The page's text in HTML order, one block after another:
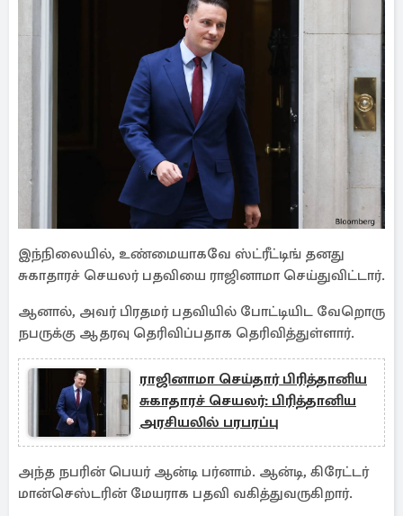
இந்நிலையில், உண்மையாகவே ஸ்ட்ரீட்டிங் தனது
சுகாதாரச் செயலர் பதவியை ராஜினாமா செய்துவிட்டார்.
ஆனால், அவர் பிரதமர் பதவியில் போட்டியிட வேறொரு
நபருக்கு ஆதரவு தெரிவிப்பதாக தெரிவித்துள்ளார்.
ராஜினாமா செய்தார் பிரித்தானிய
சுகாதாரச் செயலர்: பிரித்தானிய
அரசியலில் பரபரப்பு
அந்த நபரின் பெயர் ஆன்டி பர்னாம். ஆன்டி, கிரேட்டர்
மான்செஸ்டரின் மேயராக பதவி வகித்துவருகிறார்.